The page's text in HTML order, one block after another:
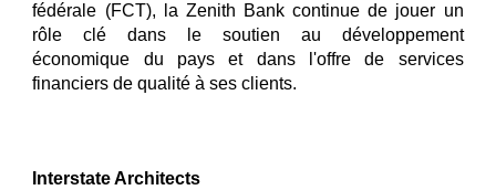
fédérale (FCT), la Zenith Bank continue de jouer un
rôle clé dans le soutien au développement
économique du pays et dans l'offre de services
financiers de qualité à ses clients.
Interstate Architects